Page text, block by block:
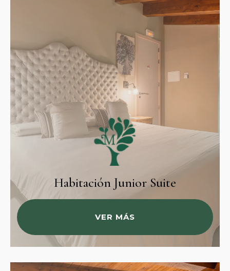
Habitación Junior Suite
VER MÁS